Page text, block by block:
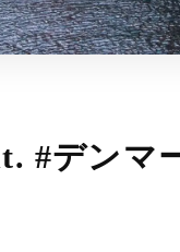
#デンマ